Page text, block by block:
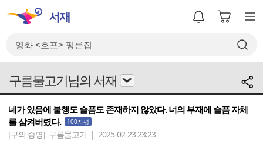
구름물고기님의 서재
네가 있음에 불행도 슬픔도 존재하지 않았다. 너의 부재에 슬픔 자체
를 삼켜버렸다.
100자평
[구의 증명] 구름물고기 | 2025-02-23 23:23